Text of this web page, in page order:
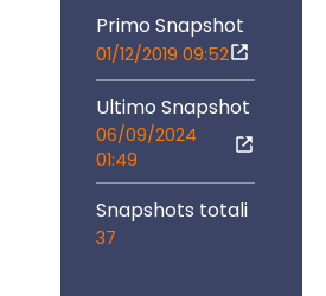
Primo Snapshot
01/12/2019 09:52
Ultimo Snapshot
06/09/2024
01:49
Snapshots totali
37